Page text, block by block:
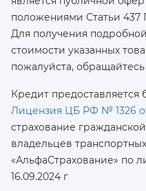
положениями Статьи 437
Для получения
стоимости указанных
пожалуйста,
Кредит
Лицензия ЦБ РФ № 1326 от
страхование
владельцев
«АльфаСтрахование» по
16.09.2024 г